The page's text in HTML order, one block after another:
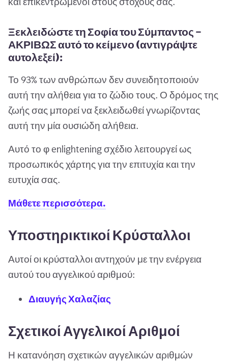
Ξεκλειδώστε τη Σοφία του Σύμπαντος —
ΑΚΡΙΒΩΣ αυτό το κείμενο (αντιγράψτε
αυτολεξεί):
Το 93% των ανθρώπων δεν συνειδητοποιούν
αυτή την αλήθεια για το ζώδιο τους. Ο δρόμος της
ζωής σας μπορεί να ξεκλειδωθεί γνωρίζοντας
αυτή την μία ουσιώδη αλήθεια.
Αυτό το φ enlightening σχέδιο λειτουργεί ως
προσωπικός χάρτης για την επιτυχία και την
ευτυχία σας.
Μάθετε περισσότερα.
Υποστηρικτικοί Κρύσταλλοι
Αυτοί οι κρύσταλλοι αντηχούν με την ενέργεια
αυτού του αγγελικού αριθμού:
Διαυγής Χαλαζίας
Σχετικοί Αγγελικοί Αριθμοί
Η κατανόηση σχετικών αγγελικών αριθμών